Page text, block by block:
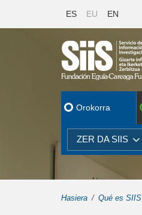
ES EU EN
Orokorra
ZER DA SIIS
Hasiera Qué es SIIS